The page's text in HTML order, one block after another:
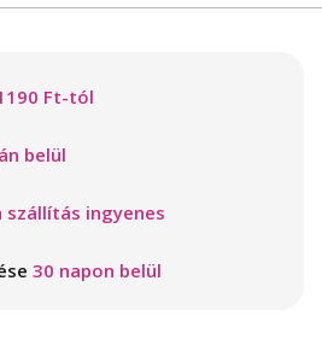
Ft-tól
belül
szállítás ingyenes
30 napon belül